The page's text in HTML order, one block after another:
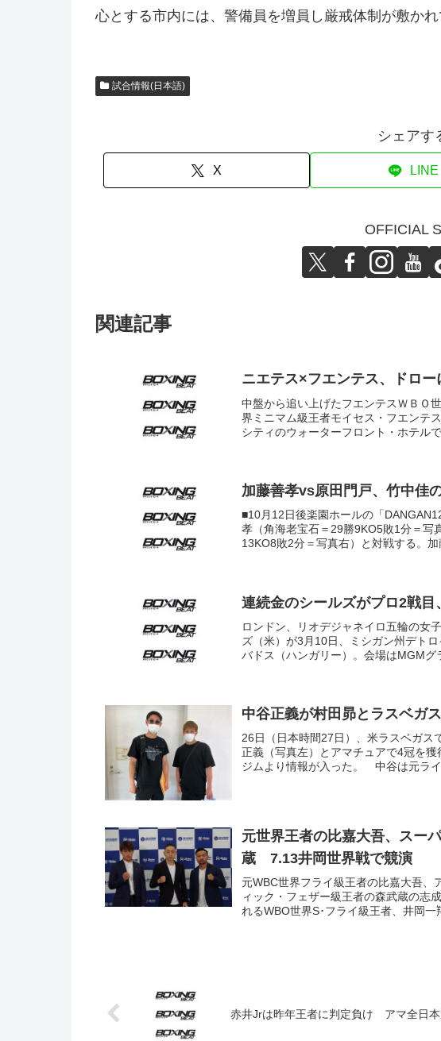
心とする市内には、警備員を増員し厳戒体制が敷か
試合情報(日本語)
シェアす
X LINE
OFFICIAL
関連記事
ニエテス×フエンテス、ドロー
中盤から追い上げたフエンテスＷＢＯ
界ミニマム級王者モイセス・フエンテ
シティのウォーターフロント・ホテル
加藤善孝vs原田門戸、竹中佳
■10月12日後楽園ホールの「
孝（角海老宝石＝29勝9KO5敗1分＝写
13KO8敗2分＝写真右）と対戦する。加
連続金のシールズがプロ2戦
ロンドン、リオデジャネイロ五輪の女
ズ（米）が3月10日、ミシガン州デト
バドス（ハンガリー）。会場はMGMグ
中谷正義が村田昴とラスベガ
26日（日本時間27日）、米ラスベガス
正義（写真左）とアマチュアで4冠を
ジムより情報が入った。 中谷は元ラ
元世界王者の比嘉大吾、スー
蔵 7.13井岡世界戦で競演
元WBC世界フライ級王者の比嘉大吾
ィック・フェザー級王者の森武蔵の志
れるWBO世界S･フライ級王者、井岡一
赤井Jrは昨年王者に判定負け アマ全日